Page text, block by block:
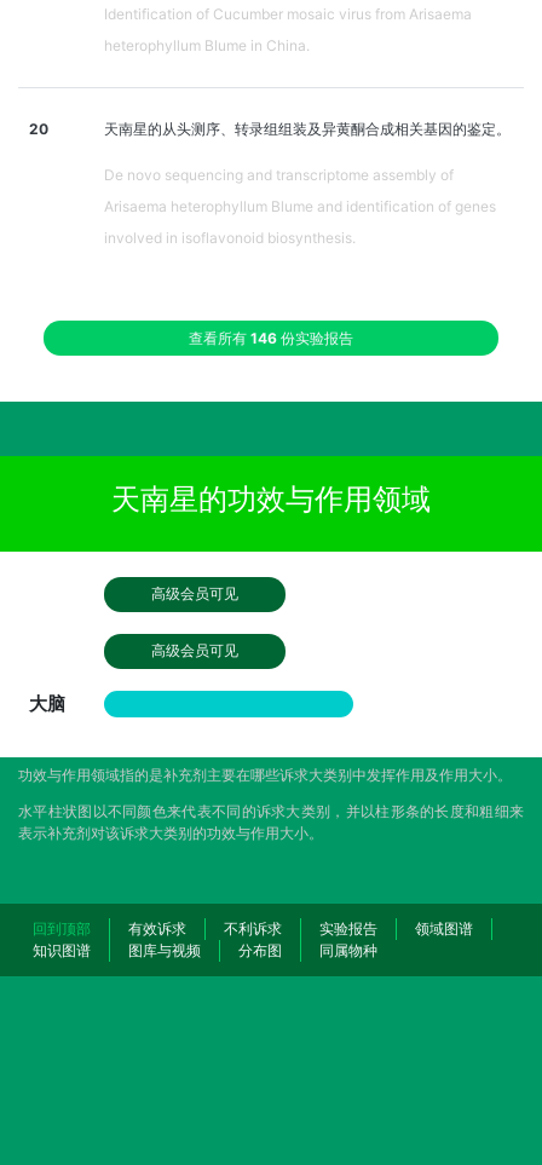
Identification of Cucumber mosaic virus from Arisaema
heterophyllum Blume in China.
20 天南星的从头测序、转录组组装及异黄酮合成相关基因的鉴定。
De novo sequencing and transcriptome assembly of
Arisaema heterophyllum Blume and identification of genes
involved in isoflavonoid biosynthesis.
查看所有 146 份实验报告
天南星的功效与作用领域
高级会员可见
高级会员可见
大脑
功效与作用领域指的是补充剂主要在哪些诉求大类别中发挥作用及作用大小。
水平柱状图以不同颜色来代表不同的诉求大类别，并以柱形条的长度和粗细来
表示补充剂对该诉求大类别的功效与作用大小。
回到顶部 有效诉求 不利诉求 实验报告
领域图谱
知识图谱
图库与视频 分布图 同属物种